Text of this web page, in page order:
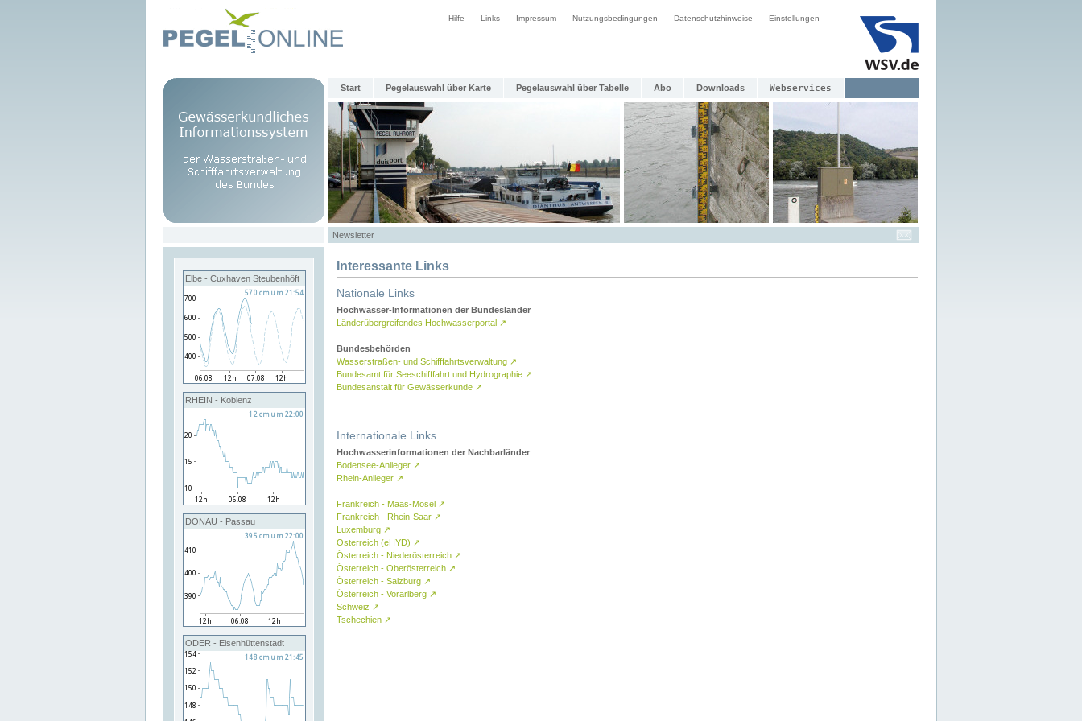
Hilfe Links Impressum Nutzungsbedingungen Datenschutzhinweise Einstellungen
Start Pegelauswahl über Karte Pegelauswahl über Tabelle Abo Downloads Webservices
Newsletter
Elbe - Cuxhaven Steubenhöft
RHEIN - Koblenz
DONAU - Passau
ODER - Eisenhüttenstadt
Interessante Links
Nationale Links
Hochwasser-Informationen der Bundesländer
Länderübergreifendes Hochwasserportal ↗
Bundesbehörden
Wasserstraßen- und Schifffahrtsverwaltung ↗
Bundesamt für Seeschifffahrt und Hydrographie ↗
Bundesanstalt für Gewässerkunde ↗
Internationale Links
Hochwasserinformationen der Nachbarländer
Bodensee-Anlieger ↗
Rhein-Anlieger ↗
Frankreich - Maas-Mosel ↗
Frankreich - Rhein-Saar ↗
Luxemburg ↗
Österreich (eHYD) ↗
Österreich - Niederösterreich ↗
Österreich - Oberösterreich ↗
Österreich - Salzburg ↗
Österreich - Vorarlberg ↗
Schweiz ↗
Tschechien ↗